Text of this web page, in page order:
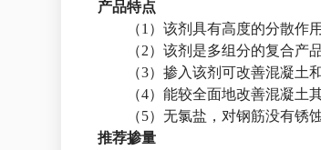
产品特点
（1）该剂具有高度的分散作
（2）该剂是多组分的复合产
（3）掺入该剂可改善混凝土
（4）能较全面地改善混凝土
（5）无氯盐，对钢筋没有锈
推荐掺量